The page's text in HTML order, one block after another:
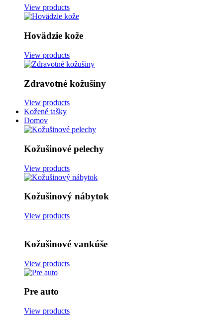
View products
Hovädzie kože
View products
Zdravotné kožušiny
View products
Kožené tašky
Domov
Kožušinové pelechy
View products
Kožušinový nábytok
View products
Kožušinové vankúše
View products
Pre auto
View products